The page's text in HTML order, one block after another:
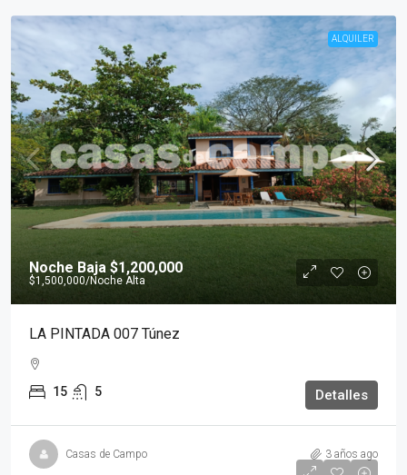
ALQUILER
Noche Baja $1,200,000
$1,500,000/Noche Alta
LA PINTADA 007 Túnez
15 5 Detalles
Casas de Campo 3 años ago